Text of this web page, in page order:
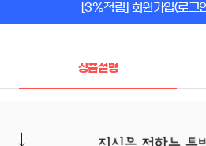
[3%적립] 회원가입(로그
상품설명